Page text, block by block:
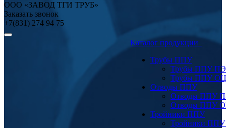
ООО «ЗАВОД ТГИ ТРУБ»
Заказать звонок
+7(831) 274 94 75
Каталог продукции
Трубы ППУ
Трубы ППУ ПЭ
Трубы ППУ ОЦ
Отводы ППУ
Отводы ППУ
Отводы ППУ
Тройники ППУ
Тройники